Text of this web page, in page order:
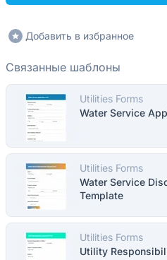
Добавить в избранное
Связанные шаблоны
Utilities Forms
Water Service
Utilities Forms
Water Service
Template
Utilities Forms
Utility